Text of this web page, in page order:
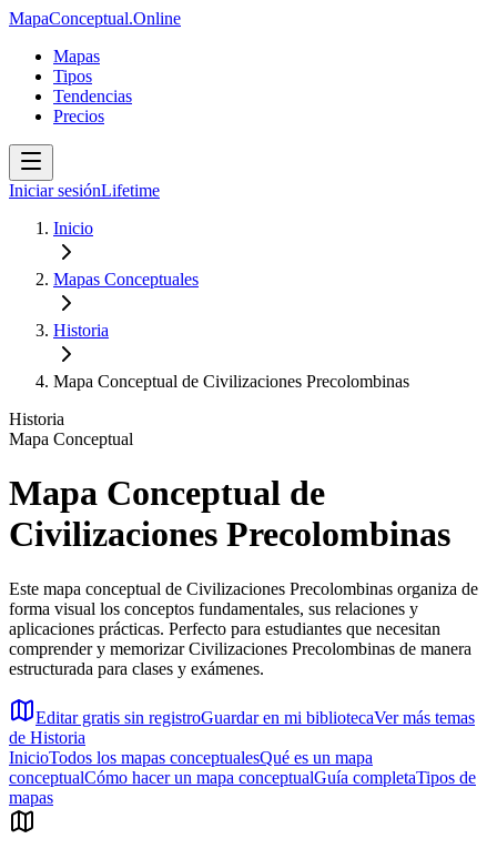
MapaConceptual.Online
Mapas
Tipos
Tendencias
Precios
Iniciar sesiónLifetime
Inicio
Mapas Conceptuales
Historia
Mapa Conceptual de Civilizaciones Precolombinas
Historia
Mapa Conceptual
Mapa Conceptual de
Civilizaciones Precolombinas
Este mapa conceptual de Civilizaciones Precolombinas organiza de
forma visual los conceptos fundamentales, sus relaciones y
aplicaciones prácticas. Perfecto para estudiantes que necesitan
comprender y memorizar Civilizaciones Precolombinas de manera
estructurada para clases y exámenes.
Editar gratis sin registroGuardar en mi bibliotecaVer más temas
de Historia
InicioTodos los mapas conceptualesQué es un mapa
conceptualCómo hacer un mapa conceptualGuía completaTipos de
mapas